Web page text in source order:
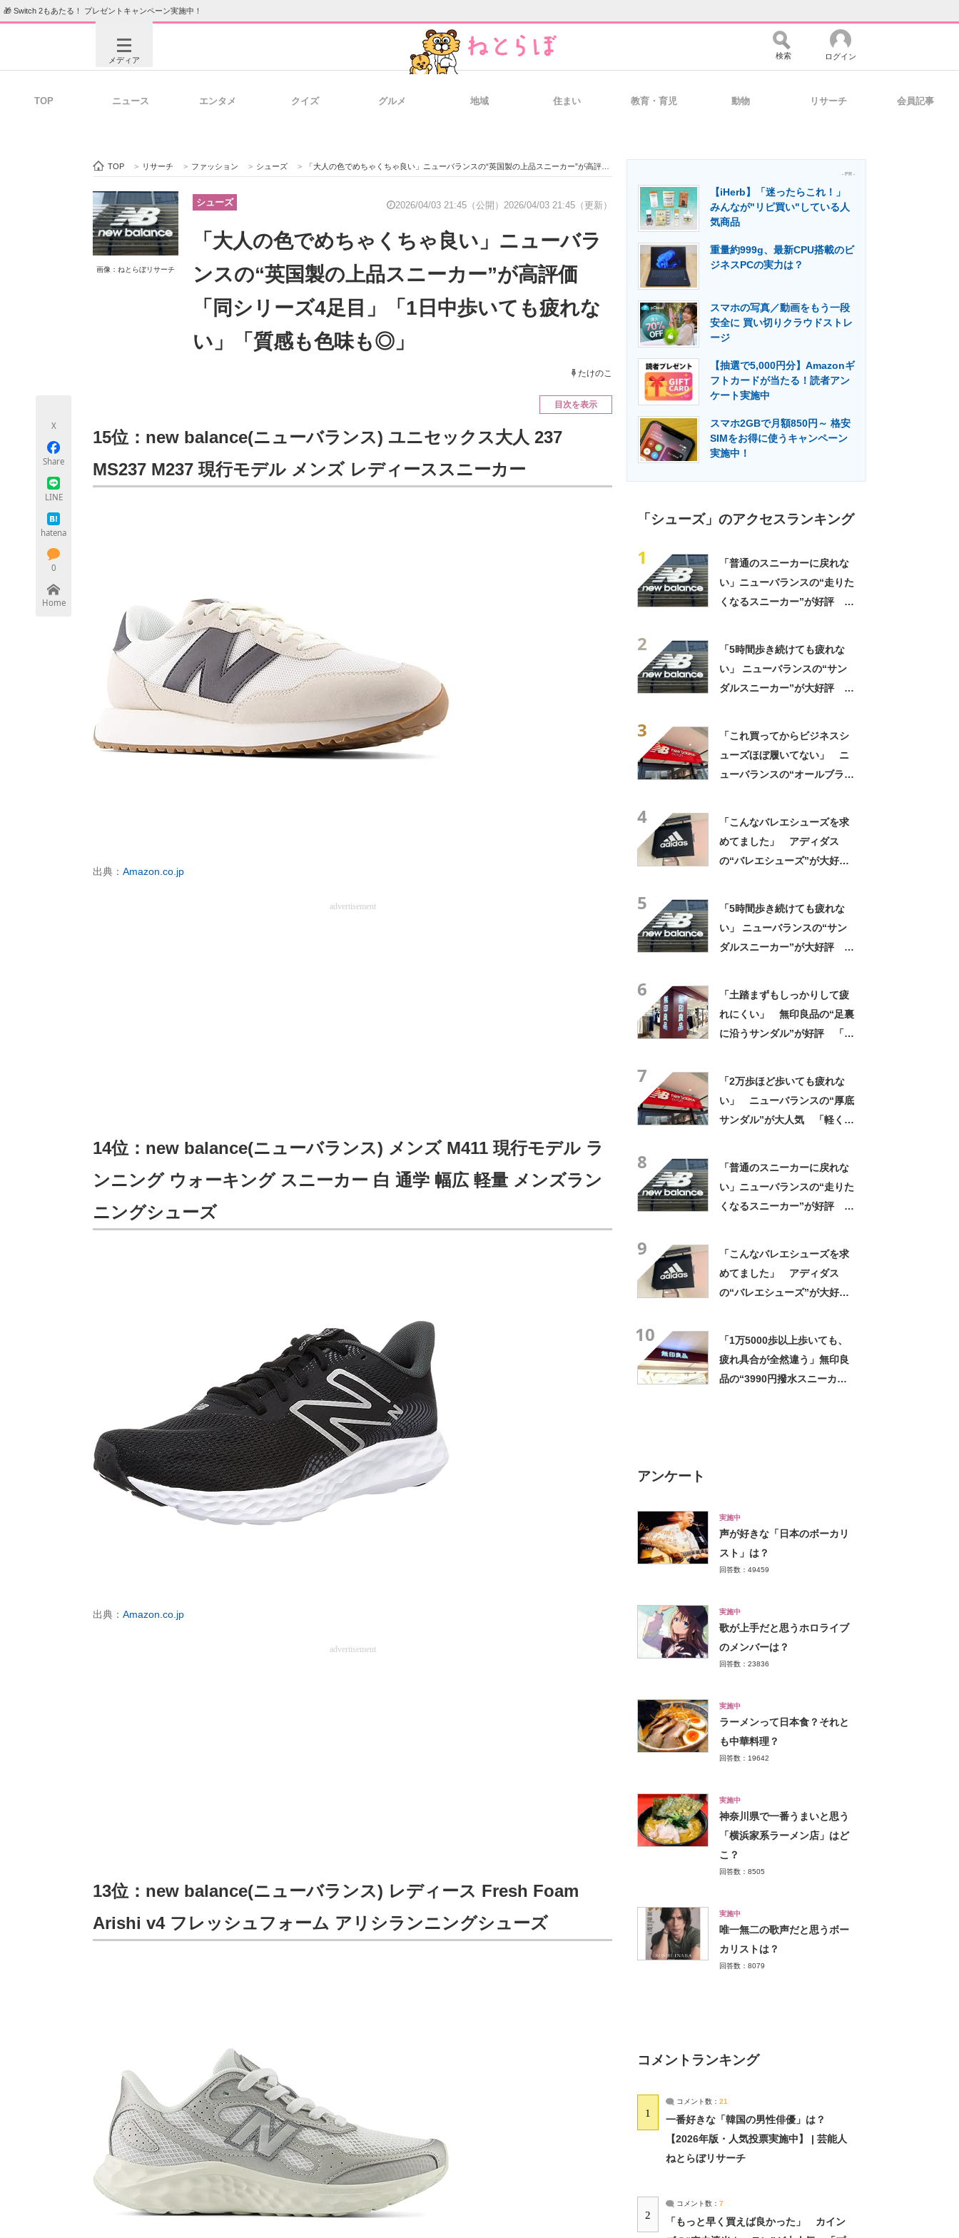
🎁 Switch 2もあたる！ プレゼントキャンペーン実施中！
メディア
ビジネスと働き方のヒント 経営リーダーのコミュニティ マーケ×ITの今がよく分かる
企業向けIT製品の総合サイト IT製品の技術・比較・事例 製造業のIT導入・活用を支援
エレクトロニクス専門サイト エネルギーの専門メディア 建設×テクノロジーの最前線
検索 ログイン
TOP ニュース エンタメ クイズ グルメ 地域 住まい 教育・育児 動物 リサーチ 会員記事
TOP > リサーチ > ファッション > シューズ > 「大人の色でめちゃくちゃ良い」ニューバランスの“英国製の上品スニーカー”が高評価 「同シリーズ4足目」「1日中歩いても疲れない」「質感も色味も◎」
画像：ねとらぼリサーチ
シューズ 2026/04/03 21:45（公開） 2026/04/03 21:45（更新）
「大人の色でめちゃくちゃ良い」ニューバラ
ンスの“英国製の上品スニーカー”が高評価
「同シリーズ4足目」「1日中歩いても疲れな
い」「質感も色味も◎」
たけのこ
X
Share
LINE
hatena
0
Home
目次を表示
15位：new balance(ニューバランス) ユニセックス大人 237
MS237 M237 現行モデル メンズ レディーススニーカー
出典： Amazon.co.jp
advertisement
14位：new balance(ニューバランス) メンズ M411 現行モデル ラ
ンニング ウォーキング スニーカー 白 通学 幅広 軽量 メンズラン
ニングシューズ
出典： Amazon.co.jp
advertisement
13位：new balance(ニューバランス) レディース Fresh Foam
Arishi v4 フレッシュフォーム アリシランニングシューズ
- PR -
【iHerb】「迷ったらこれ！」
みんなが"リピ買い"している人
気商品
重量約999g、最新CPU搭載のビ
ジネスPCの実力は？
スマホの写真／動画をもう一段
安全に 買い切りクラウドストレ
ージ
【抽選で5,000円分】Amazonギ
フトカードが当たる！読者アン
ケート実施中
スマホ2GBで月額850円～ 格安
SIMをお得に使うキャンペーン
実施中！
「シューズ」のアクセスランキング
1
「普通のスニーカーに戻れな
い」ニューバランスの“走りた
くなるスニーカー”が好評
2
「5時間歩き続けても疲れな
い」 ニューバランスの“サン
ダルスニーカー”が大好評
3
「これ買ってからビジネスシ
ューズほぼ履いてない」 ニ
ューバランスの“オールブラッ
4
「こんなバレエシューズを求
めてました」 アディダス
の“バレエシューズ”が大好
5
「5時間歩き続けても疲れな
い」 ニューバランスの“サン
ダルスニーカー”が大好評
6
「土踏まずもしっかりして疲
れにくい」 無印良品の“足裏
に沿うサンダル”が好評 「履
7
「2万歩ほど歩いても疲れな
い」 ニューバランスの“厚底
サンダル”が大人気 「軽くて
8
「普通のスニーカーに戻れな
い」ニューバランスの“走りた
くなるスニーカー”が好評
9
「こんなバレエシューズを求
めてました」 アディダス
の“バレエシューズ”が大好
10
「1万5000歩以上歩いても、
疲れ具合が全然違う」無印良
品の“3990円撥水スニーカ
アンケート
実施中
声が好きな「日本のボーカリ
スト」は？
回答数：49459
実施中
歌が上手だと思うホロライブ
のメンバーは？
回答数：23836
実施中
ラーメンって日本食？それと
も中華料理？
回答数：19642
実施中
神奈川県で一番うまいと思う
「横浜家系ラーメン店」はど
こ？
回答数：8505
実施中
唯一無二の歌声だと思うボー
カリストは？
回答数：8079
コメントランキング
1
コメント数： 21
一番好きな「韓国の男性俳優」は？
【2026年版・人気投票実施中】 | 芸能人
ねとらぼリサーチ
2
コメント数： 7
「もっと早く買えば良かった」 カイン